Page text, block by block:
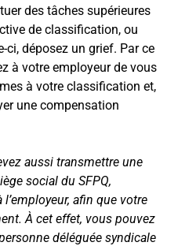
des tâches supérieures
de classification, ou
ci, déposez un grief. Par ce
à votre employeur de vous
à votre classification et,
une compensation
aussi transmettre une
social du SFPQ,
afin que votre
À cet effet, vous pouvez
déléguée syndicale